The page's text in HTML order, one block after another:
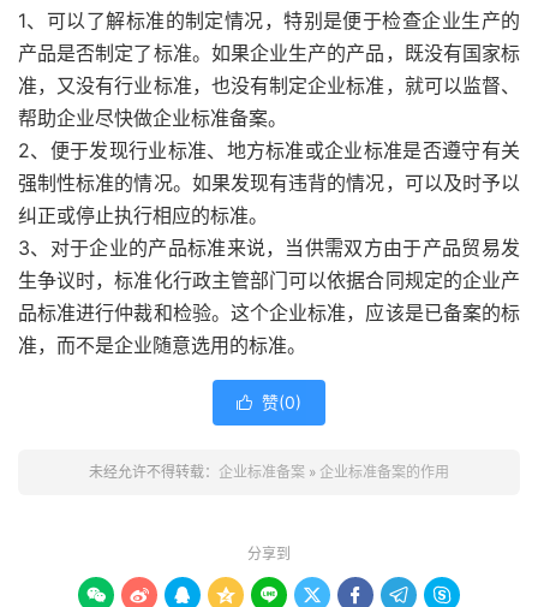
1、可以了解标准的制定情况，特别是便于检查企业生产的
产品是否制定了标准。如果企业生产的产品，既没有国家标
准，又没有行业标准，也没有制定企业标准，就可以监督、
帮助企业尽快做企业标准备案。
2、便于发现行业标准、地方标准或企业标准是否遵守有关
强制性标准的情况。如果发现有违背的情况，可以及时予以
纠正或停止执行相应的标准。
3、对于企业的产品标准来说，当供需双方由于产品贸易发
生争议时，标准化行政主管部门可以依据合同规定的企业产
品标准进行仲裁和检验。这个企业标准，应该是已备案的标
准，而不是企业随意选用的标准。
 赞(0)
未经允许不得转载： 企业标准备案 » 企业标准备案的作用
分享到
        